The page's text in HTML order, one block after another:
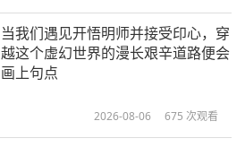
纯素巴西炖菜（二集之一）—大蕉莫
凯卡（大蕉炖菜）
当我们遇见开悟明师并接受印心，穿
越这个虚幻世界的漫长艰辛道路便会
画上句点
2026-08-06 675 次观看